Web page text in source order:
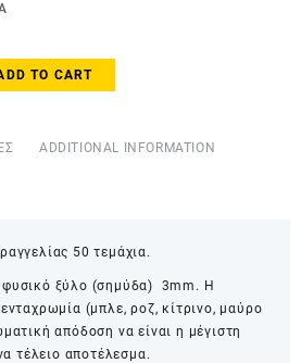
TO CART
ADDITIONAL INFORMATION
50 τεμάχια.
ξύλο (σημύδα) 3mm. Η
(μπλε, ροζ, κίτρινο, μαύρο
απόδοση να είναι η μέγιστη
τέλειο αποτέλεσμα.